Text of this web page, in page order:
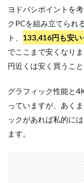
ヨドバシポイントを
クPCを組み立てられ
ト、 133,416円も安い
でここまで安くなり
円近くは安く買うこと
グラフィック性能と
っていますが、あく
ックがあれば私的に
ます。